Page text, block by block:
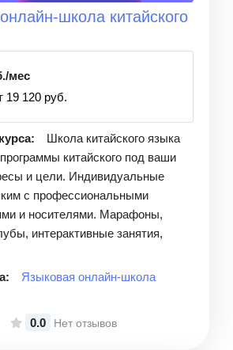
школа китайского
мес
19 120 руб.
Школа китайского языка
китайского под ваши
и цели. Индивидуальные
с профессиональными
и носителями. Марафоны,
интерактивные занятия,
Языковая онлайн-школа
0.0 Нет отзывов